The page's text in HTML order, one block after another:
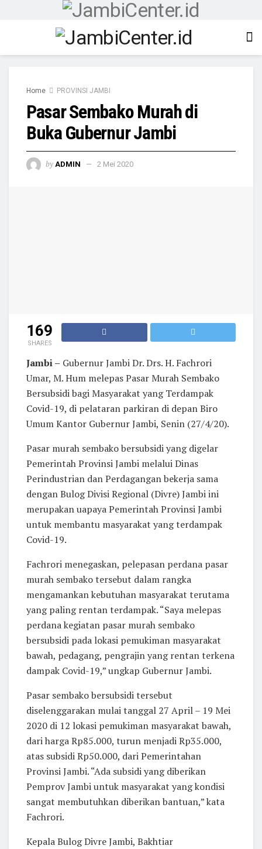
Home PROVINSI JAMBI
Pasar Sembako Murah di
Buka Gubernur Jambi
by ADMIN 2 Mei 2020
169
SHARES
Jambi – Gubernur Jambi Dr. Drs. H. Fachrori
Umar, M. Hum melepas Pasar Murah Sembako
Bersubsidi bagi Masyarakat yang Terdampak
Covid-19, di pelataran parkiran di depan Biro
Umum Kantor Gubernur Jambi, Senin (27/4/20).
Pasar murah sembako bersubsidi yang digelar
Pemerintah Provinsi Jambi melalui Dinas
Perindustrian dan Perdagangan bekerja sama
dengan Bulog Divisi Regional (Divre) Jambi ini
merupakan uapaya Pemerintah Provinsi Jambi
untuk membantu masyarakat yang terdampak
Covid-19.
Fachrori menegaskan, pelepasan perdana pasar
murah sembako tersebut dalam rangka
mengamankan kebutuhan masyarakat terutama
yang paling rentan terdampak. “Saya melepas
perdana kegiatan pasar murah sembako
bersubsidi pada lokasi pemukiman masyarakat
bawah, pedagang, pengrajin yang rentan terkena
dampak Covid-19,” ungkap Gubernur Jambi.
Pasar sembako bersubsidi tersebut
diselenggarakan mulai tanggal 27 April – 19 Mei
2020 di 12 lokasi pemukiman masyarakat bawah,
dari harga Rp85.000, turun menjadi Rp35.000,
atas subsidi Rp50.000, dari Pemerintahan
Provinsi Jambi. “Ada subsidi yang diberikan
Pemprov Jambi untuk masyarakat yang kondisi
sangat membutuhkan diberikan bantuan,” kata
Fachrori.
Kepala Bulog Divre Jambi, Bakhtiar